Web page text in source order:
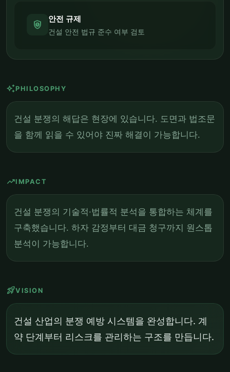
safety_check 안전 규제
건설 안전 법규 준수 여부 검토
auto_awesomePHILOSOPHY
건설 분쟁의 해답은 현장에 있습니다. 도면과 법조문
을 함께 읽을 수 있어야 진짜 해결이 가능합니다.
trending_upIMPACT
건설 분쟁의 기술적·법률적 분석을 통합하는 체계를
구축했습니다. 하자 감정부터 대금 청구까지 원스톱
분석이 가능합니다.
rocket_launchVISION
건설 산업의 분쟁 예방 시스템을 완성합니다. 계
약 단계부터 리스크를 관리하는 구조를 만듭니다.